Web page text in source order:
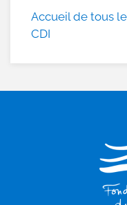
Accueil de tous
CDI